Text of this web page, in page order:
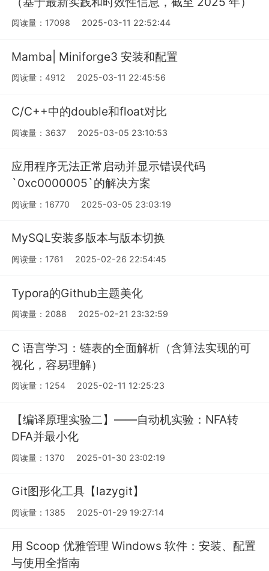
阅读量：17098 2025-03-11 22:52:44
Mamba| Miniforge3 安装和配置
阅读量：4912 2025-03-11 22:45:56
C/C++中的double和float对比
阅读量：3637 2025-03-05 23:10:53
应用程序无法正常启动并显示错误代码
`0xc0000005`的解决方案
阅读量：16770 2025-03-05 23:03:19
MySQL安装多版本与版本切换
阅读量：1761 2025-02-26 22:54:45
Typora的Github主题美化
阅读量：2088 2025-02-21 23:32:59
C 语言学习：链表的全面解析（含算法实现的可
视化，容易理解）
阅读量：1254 2025-02-11 12:25:23
【编译原理实验二】——自动机实验：NFA转
DFA并最小化
阅读量：1370 2025-01-30 23:02:19
Git图形化工具【lazygit】
阅读量：1385 2025-01-29 19:27:14
用 Scoop 优雅管理 Windows 软件：安装、配置
与使用全指南